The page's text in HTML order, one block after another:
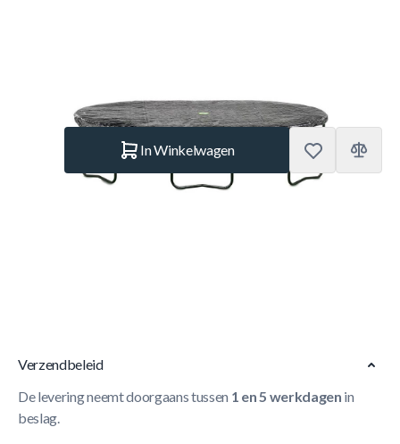
Op voorraad
In Winkelwagen
Verzendbeleid
De levering neemt doorgaans tussen 1 en 5 werkdagen in
beslag.